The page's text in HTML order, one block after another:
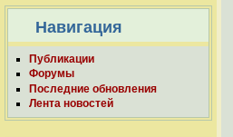
Навигация
Публикации
Форумы
Последние обновления
Лента новостей